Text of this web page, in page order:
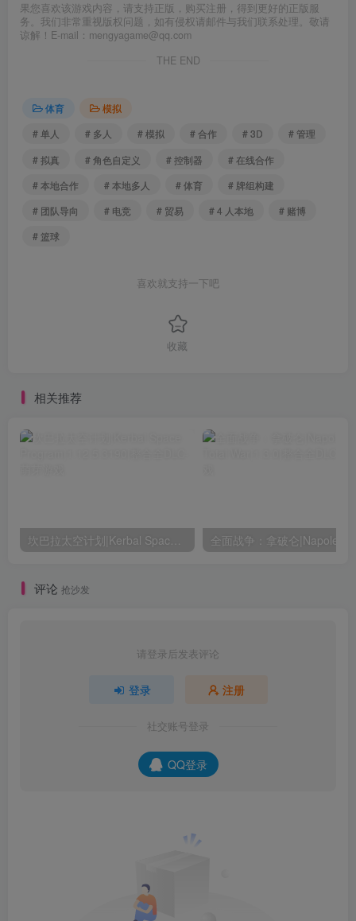
果您喜欢该游戏内容，请支持正版，购买注册，得到更好的正版服
务。我们非常重视版权问题，如有侵权请邮件与我们联系处理。敬请
谅解！E-mail：mengyagame@qq.com
THE END
体育
模拟
# 单人
# 多人 # 模拟 # 合作 # 3D
# 管理
# 拟真
# 角色自定义 # 控制器
# 在线合作
# 本地合作
# 本地多人 # 体育
# 牌组构建
# 团队导向
# 电竞 # 贸易 # 4 人本地
# 赌博
# 篮球
喜欢就支持一下吧
收藏
相关推荐
坎巴拉太空计划|Kerbal Space Program|1.12.5.3190|整合全DLC
评论 抢沙发
请登录后发表评论
登录 注册
社交账号登录
QQ登录